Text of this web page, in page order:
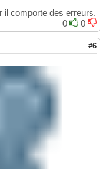
il comporte des erreurs.
0
0
#6